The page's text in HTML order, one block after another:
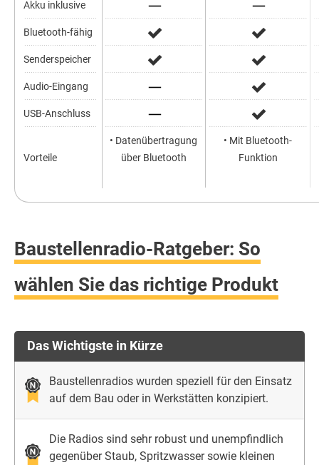
Akku inklusive
Bluetooth-fähig
Senderspeicher
Audio-Eingang
USB-Anschluss
Vorteile
• Datenübertragung
über Bluetooth
• Mit Bluetooth-
Funktion
Baustellenradio-Ratgeber: So
wählen Sie das richtige Produkt
Das Wichtigste in Kürze
Baustellenradios wurden speziell für den Einsatz
auf dem Bau oder in Werkstätten konzipiert.
Die Radios sind sehr robust und unempfindlich
gegenüber Staub, Spritzwasser sowie kleinen